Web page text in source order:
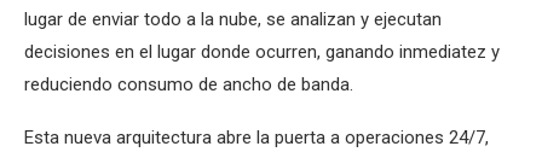
lugar de enviar todo a la nube, se analizan y ejecutan
decisiones en el lugar donde ocurren, ganando inmediatez y
reduciendo consumo de ancho de banda.
Esta nueva arquitectura abre la puerta a operaciones 24/7,